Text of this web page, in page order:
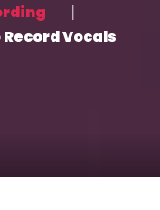
Record Vocals